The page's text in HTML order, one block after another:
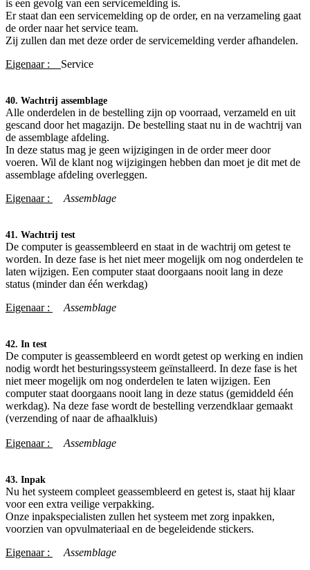
is een gevolg van een servicemelding is.
Er staat dan een servicemelding op de order, en na verzameling gaat
de order naar het service team.
Zij zullen dan met deze order de servicemelding verder afhandelen.
Eigenaar :
Service
40. Wachtrij assemblage
Alle onderdelen in de bestelling zijn op voorraad, verzameld en uit
gescand door het magazijn. De bestelling staat nu in de wachtrij van
de assemblage afdeling.
In deze status mag je geen wijzigingen in de order meer door
voeren. Wil de klant nog wijzigingen hebben dan moet je dit met de
assemblage afdeling overleggen.
Eigenaar :
​Assemblage
41. Wachtrij test
De computer is geassembleerd en staat in de wachtrij om getest te
worden. In deze fase is het niet meer mogelijk om nog onderdelen te
laten wijzigen. Een computer staat doorgaans nooit lang in deze
status (minder dan één werkdag)
Eigenaar :
​Assemblage
42. In test
De computer is geassembleerd en wordt getest op werking en indien
nodig wordt het besturingssysteem geïnstalleerd. In deze fase is het
niet meer mogelijk om nog onderdelen te laten wijzigen. Een
computer staat doorgaans nooit lang in deze status (gemiddeld één
werkdag). Na deze fase wordt de bestelling verzendklaar gemaakt
(verzending of naar de afhaalkluis)
Eigenaar : ​Assemblage
43. Inpak
Nu het systeem compleet geassembleerd en getest is, staat hij klaar
voor een extra veilige verpakking.
Onze inpakspecialisten zullen het systeem met zorg inpakken,
voorzien van opvulmateriaal en de begeleidende stickers.
Eigenaar :
​Assemblage